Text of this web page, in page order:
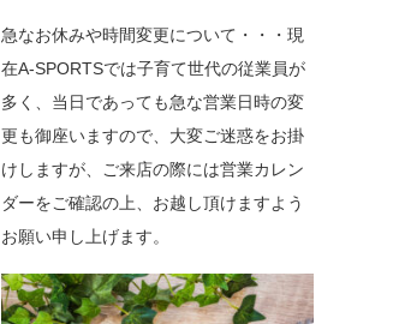
急なお休みや時間変更について・・・現
在A-SPORTSでは子育て世代の従業員が
多く、当日であっても急な営業日時の変
更も御座いますので、大変ご迷惑をお掛
けしますが、ご来店の際には営業カレン
ダーをご確認の上、お越し頂けますよう
お願い申し上げます。